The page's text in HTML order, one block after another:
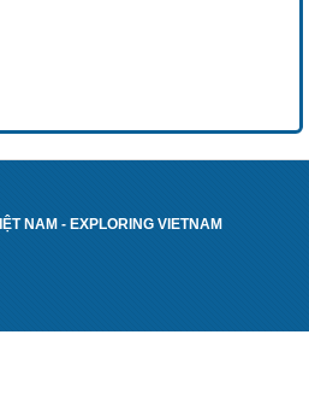
NAM - EXPLORING VIETNAM